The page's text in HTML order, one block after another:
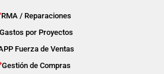
RMA / Reparaciones
por Proyectos
Fuerza de Ventas
Gestión de Compras